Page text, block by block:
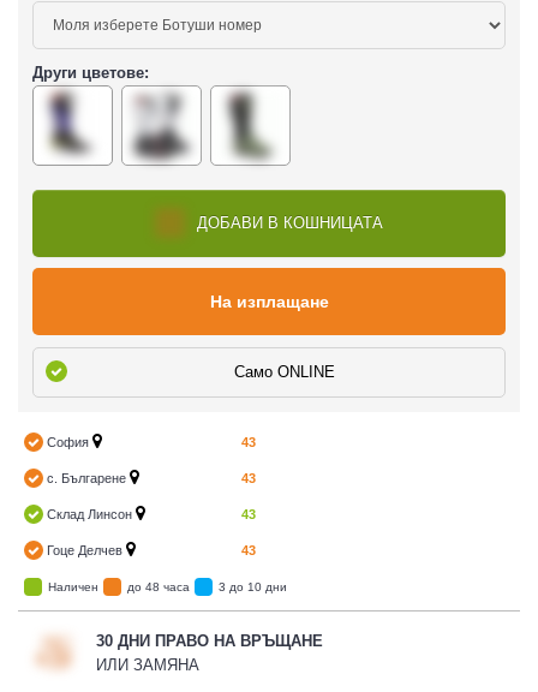
ЕКИПИРОВКА
Други цветове:
ДОБАВИ В КОШНИЦАТА
На изплащане
Само ONLINE
София 43
с. Българене 43
Склад Линсон 43
Гоце Делчев 43
Наличен до 48 часа 3 до 10 дни
30 ДНИ ПРАВО НА ВРЪЩАНЕ
ИЛИ ЗАМЯНА